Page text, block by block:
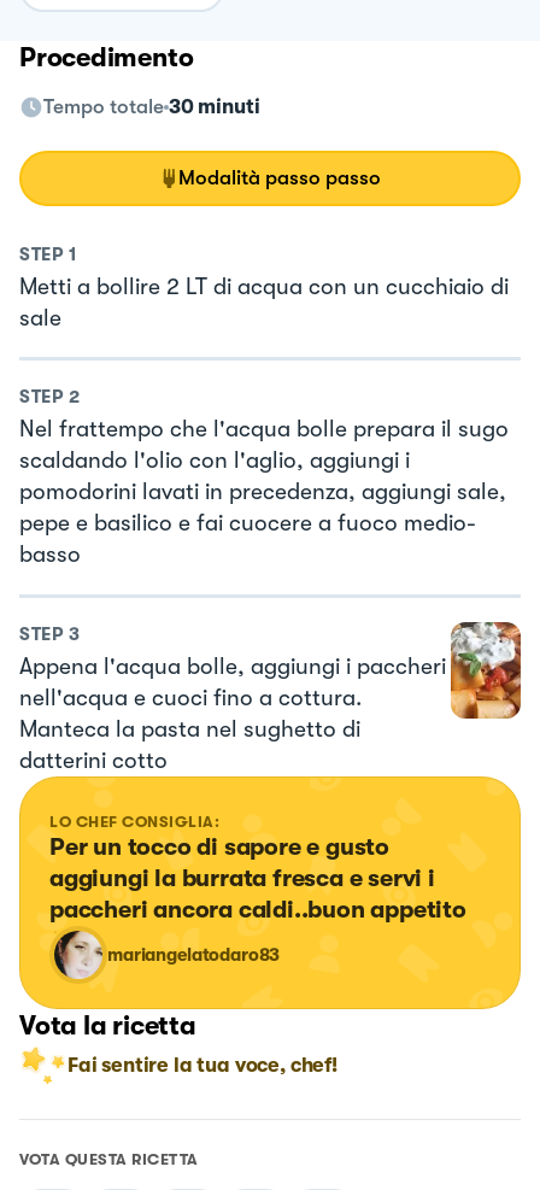
Procedimento
Tempo totale 30 minuti
Modalità passo passo
STEP 1
Metti a bollire 2 LT di acqua con un cucchiaio di
sale
STEP 2
Nel frattempo che l'acqua bolle prepara il sugo
scaldando l'olio con l'aglio, aggiungi i
pomodorini lavati in precedenza, aggiungi sale,
pepe e basilico e fai cuocere a fuoco medio-
basso
STEP 3
Appena l'acqua bolle, aggiungi i paccheri
nell'acqua e cuoci fino a cottura.
Manteca la pasta nel sughetto di
datterini cotto
LO CHEF CONSIGLIA:
Per un tocco di sapore e gusto
aggiungi la burrata fresca e servi i
paccheri ancora caldi..buon appetito
mariangelatodaro83
Vota la ricetta
Fai sentire la tua voce, chef!
VOTA QUESTA RICETTA